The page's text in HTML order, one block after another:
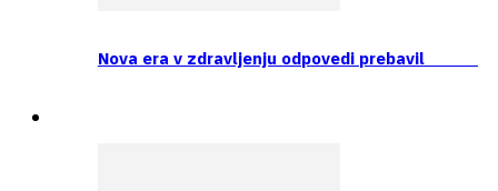
Nova era v zdravljenju odpovedi prebavil